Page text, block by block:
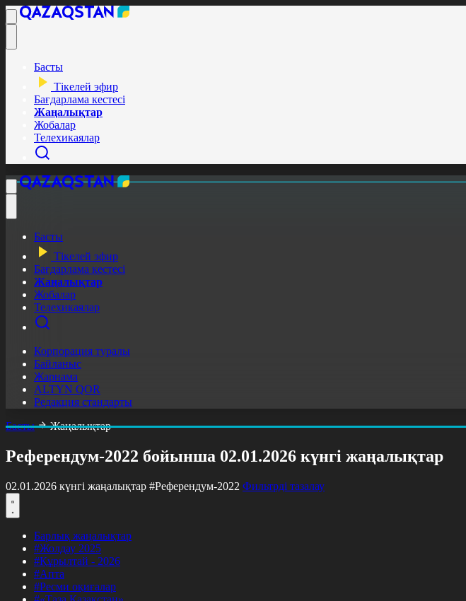
Басты
Тікелей эфир
Бағдарлама кестесі
Жаңалықтар
Жобалар
Телехикаялар
Басты
Тікелей эфир
Бағдарлама кестесі
Жаңалықтар
Жобалар
Телехикаялар
Корпорация туралы
Байланыс
Жарнама
ALTYN QOR
Редакция стандарты
Басты
Жаңалықтар
Референдум-2022 бойынша 02.01.2026 күнгі жаңалықтар
02.01.2026 күнгі жаңалықтар #Референдум-2022 Фильтрді тазалау
Барлық жаңалықтар
#Жолдау 2025
#Құрылтай - 2026
#Апта
#Ресми оқиғалар